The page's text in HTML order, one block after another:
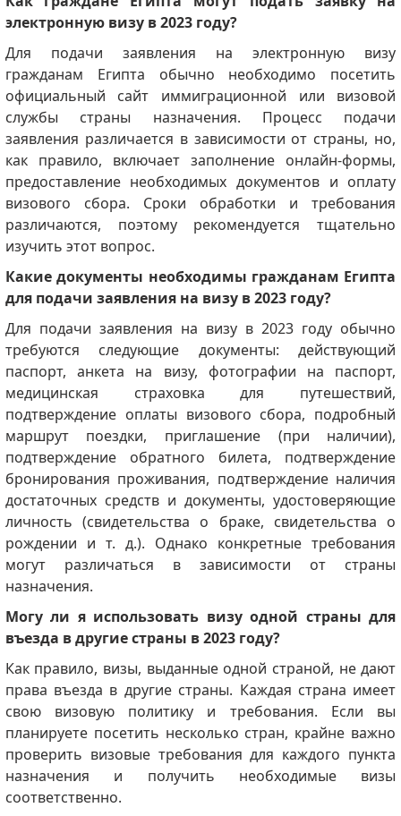
электронную визу в 2023 году?
Для подачи заявления на электронную визу
гражданам Египта обычно необходимо посетить
официальный сайт иммиграционной или визовой
службы страны назначения. Процесс подачи
заявления различается в зависимости от страны, но,
как правило, включает заполнение онлайн-формы,
предоставление необходимых документов и оплату
визового сбора. Сроки обработки и требования
различаются, поэтому рекомендуется тщательно
изучить этот вопрос.
Какие документы необходимы гражданам Египта
для подачи заявления на визу в 2023 году?
Для подачи заявления на визу в 2023 году обычно
требуются следующие документы: действующий
паспорт, анкета на визу, фотографии на паспорт,
медицинская страховка для путешествий,
подтверждение оплаты визового сбора, подробный
маршрут поездки, приглашение (при наличии),
подтверждение обратного билета, подтверждение
бронирования проживания, подтверждение наличия
достаточных средств и документы, удостоверяющие
личность (свидетельства о браке, свидетельства о
рождении и т. д.). Однако конкретные требования
могут различаться в зависимости от страны
назначения.
Могу ли я использовать визу одной страны для
въезда в другие страны в 2023 году?
Как правило, визы, выданные одной страной, не дают
права въезда в другие страны. Каждая страна имеет
свою визовую политику и требования. Если вы
планируете посетить несколько стран, крайне важно
проверить визовые требования для каждого пункта
назначения и получить необходимые визы
соответственно.